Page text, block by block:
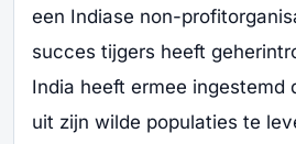
een Indiase non-
succes tijgers heeft
India heeft ermee ingestemd
uit zijn wilde populaties te